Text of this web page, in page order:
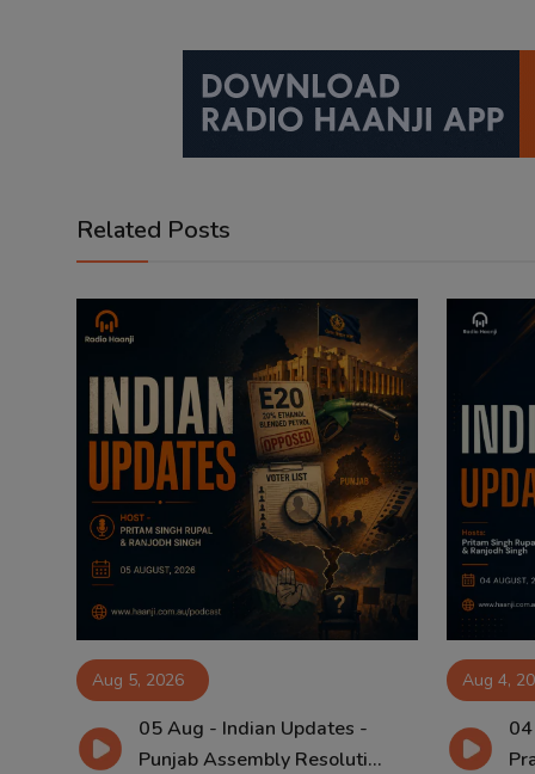
Related Posts
Aug 5, 2026
05 Aug - Indian Updates -
Punjab Assembly Resoluti...
Aug 4,